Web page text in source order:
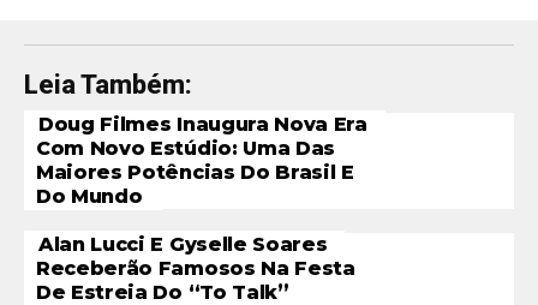
Leia Também:
Doug Filmes Inaugura Nova Era
Com Novo Estúdio: Uma Das
Maiores Potências Do Brasil E
Do Mundo
Alan Lucci E Gyselle Soares
Receberão Famosos Na Festa
De Estreia Do “To Talk”